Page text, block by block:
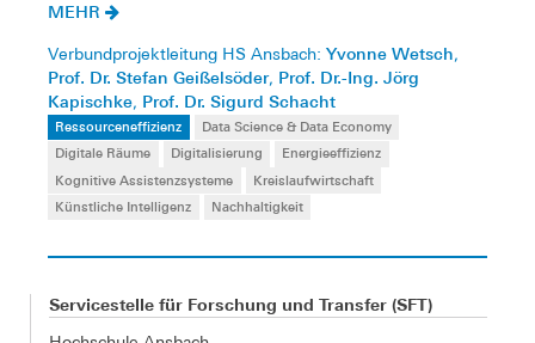
MEHR
Verbundprojektleitung HS Ansbach: Yvonne Wetsch,
Prof. Dr. Stefan Geißelsöder, Prof. Dr.-Ing. Jörg
Kapischke, Prof. Dr. Sigurd Schacht
Ressourceneffizienz
Data Science & Data Economy
Digitale Räume
Digitalisierung
Energieeffizienz
Kognitive Assistenzsysteme
Kreislaufwirtschaft
Künstliche Intelligenz
Nachhaltigkeit
Servicestelle für Forschung und Transfer (SFT)